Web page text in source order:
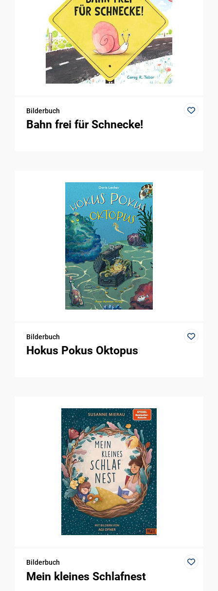
Bilderbuch
Bahn frei für Schnecke!
Bilderbuch
Hokus Pokus Oktopus
Bilderbuch
Mein kleines Schlafnest